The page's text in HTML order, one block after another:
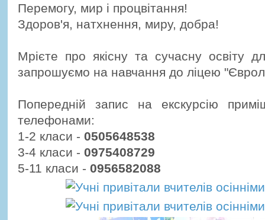
Перемогу, мир і процвітання!
Здоров'я, натхнення, миру, добра!
Мрієте про якісну та сучасну освіту
запрошуємо на навчання до ліцею
Попередній запис на екскурсію
телефонами:
1-2 класи - 0505648538
3-4 класи - 0975408729
5-11 класи - 0956582088